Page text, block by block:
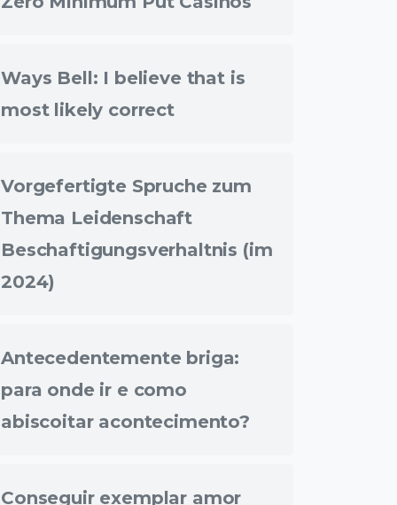
Ways Bell: I believe that is
most likely correct
Vorgefertigte Spruche zum
Thema Leidenschaft
Beschaftigungsverhaltnis (im
2024)
Antecedentemente briga:
para onde ir e como
abiscoitar acontecimento?
Conseguir exemplar amor